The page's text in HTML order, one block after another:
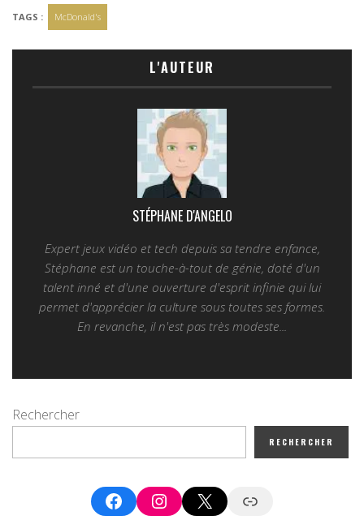
TAGS : McDonald's
L'AUTEUR
STÉPHANE D'ANGELO
Expert jeux vidéo et tech depuis sa tendre enfance,
Stéphane est un touche-à-tout de génie, doté d'un
talent inné et d'une ouverture d'esprit infinie qui lui
permet d'apprécier la culture sous toutes ses formes.
En revanche, il n'est pas très modeste...
Rechercher
RECHERCHER
FacebookInstagram
X Google News